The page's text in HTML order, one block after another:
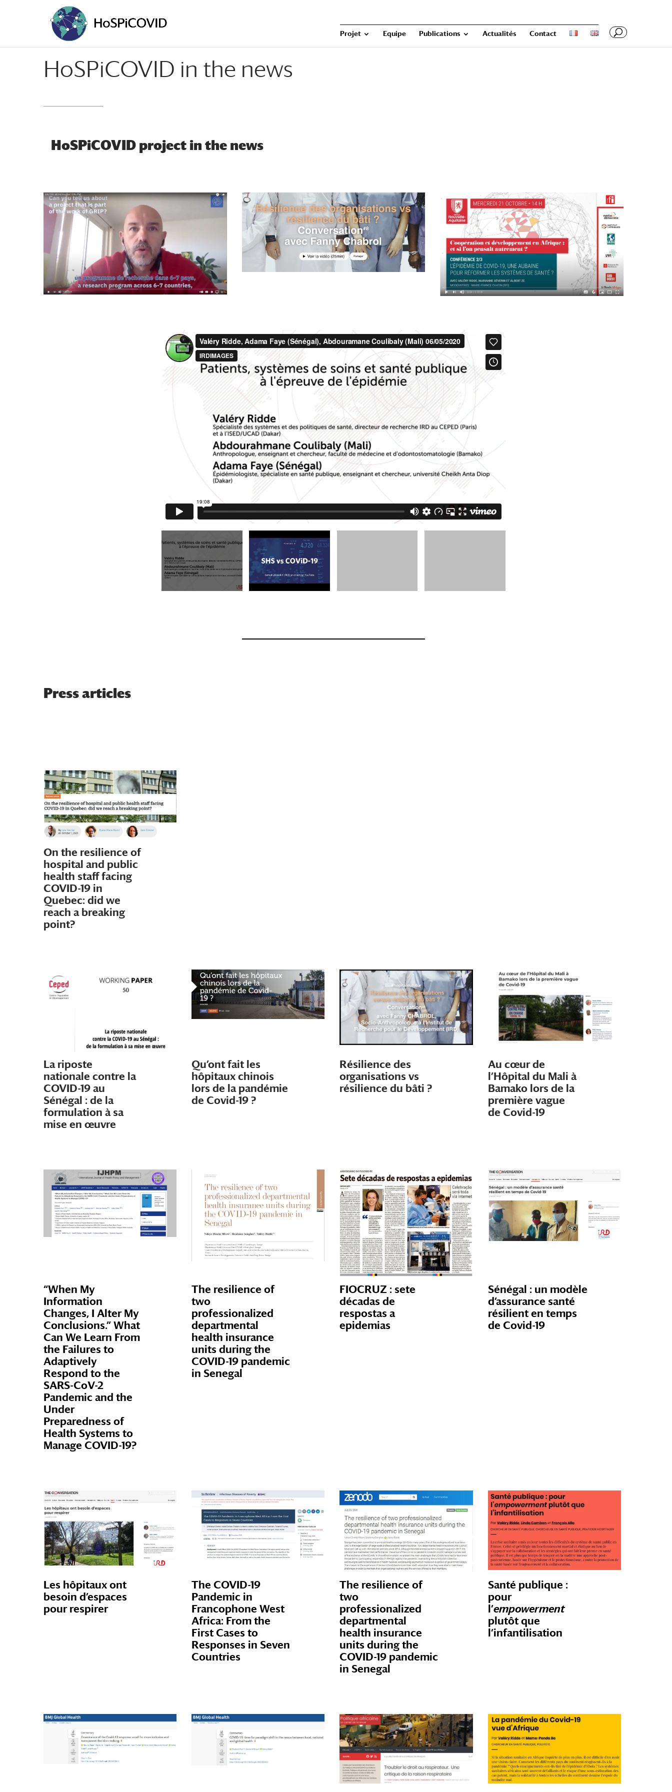
Projet Equipe Publications Actualités Contact
HoSPiCOVID in the news
HoSPiCOVID project in the news
Press articles
On the resilience of
hospital and public
health staff facing
COVID-19 in
Quebec: did we
reach a breaking
point?
La riposte
nationale contre la
COVID-19 au
Sénégal : de la
formulation à sa
mise en œuvre
Qu’ont fait les
hôpitaux chinois
lors de la pandémie
de Covid-19 ?
Résilience des
organisations vs
résilience du bâti ?
Au cœur de
l’Hôpital du Mali à
Bamako lors de la
première vague
de Covid-19
“When My
Information
Changes, I Alter My
Conclusions.” What
Can We Learn From
the Failures to
Adaptively
Respond to the
SARS-CoV-2
Pandemic and the
Under
Preparedness of
Health Systems to
Manage COVID-19?
The resilience of
two
professionalized
departmental
health insurance
units during the
COVID-19 pandemic
in Senegal
FIOCRUZ : sete
décadas de
respostas a
epidemias
Sénégal : un modèle
d’assurance santé
résilient en temps
de Covid-19
Les hôpitaux ont
besoin d’espaces
pour respirer
The COVID-19
Pandemic in
Francophone West
Africa: From the
First Cases to
Responses in Seven
Countries
The resilience of
two
professionalized
departmental
health insurance
units during the
COVID-19 pandemic
in Senegal
Santé publique :
pour
l’empowerment
plutôt que
l’infantilisation